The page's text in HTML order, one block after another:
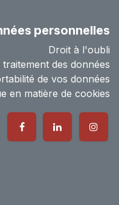
personnelles
Droit à l'oubli
traitement des données
de vos données
en matière de cookies